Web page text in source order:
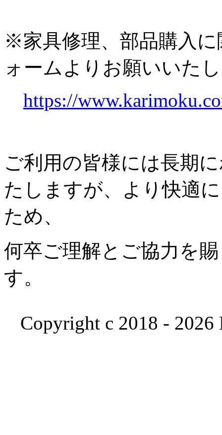
※家具修理、部品購入
ォームよりお願いいた
https://
ご利用の皆様には長期
たしますが、より快適
ため、
何卒ご理解とご協力を
す。
Copyright c 2018 -